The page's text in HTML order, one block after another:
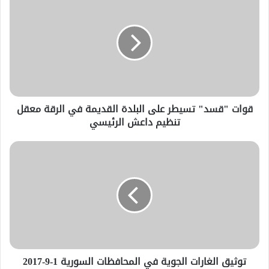
قوات "قسد" تسيطر على البلدة القديمة في الرقة معقل
تنظيم داعش الرئيسي
توثيق الغارات الجوية في المحافظات السورية 1-9-2017